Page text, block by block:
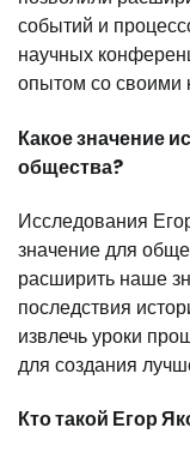
событий и
научных
опытом со своими
Какое значение
общества?
Исследования
значение для
расширить наше
последствия
извлечь уроки
для создания
Кто такой Егор